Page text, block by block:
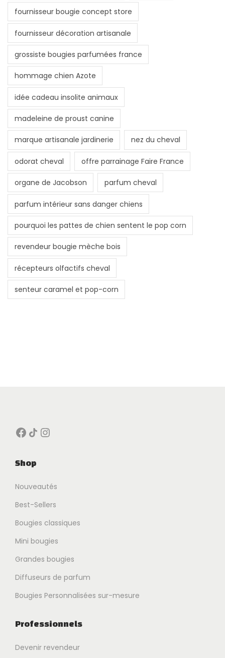
fournisseur bougie concept store
fournisseur décoration artisanale
grossiste bougies parfumées france
hommage chien Azote
idée cadeau insolite animaux
madeleine de proust canine
marque artisanale jardinerie nez du cheval
odorat cheval offre parrainage Faire France
organe de Jacobson parfum cheval
parfum intérieur sans danger chiens
pourquoi les pattes de chien sentent le pop corn
revendeur bougie mèche bois
récepteurs olfactifs cheval
senteur caramel et pop-corn
Facebook Icône de partage Instagram
Shop
Nouveautés
Best-Sellers
Bougies classiques
Mini bougies
Grandes bougies
Diffuseurs de parfum
Bougies Personnalisées sur-mesure
Professionnels
Devenir revendeur